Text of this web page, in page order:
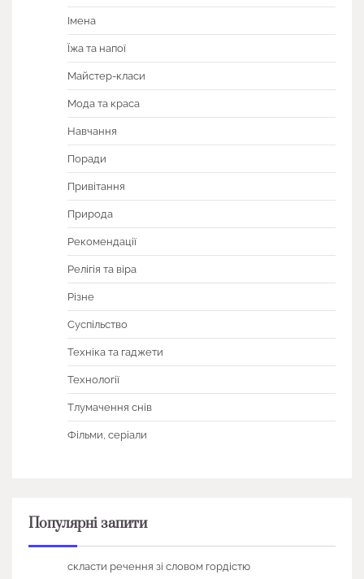
Імена
Їжа та напої
Майстер-класи
Мода та краса
Навчання
Поради
Привітання
Природа
Рекомендації
Релігія та віра
Різне
Суспільство
Техніка та гаджети
Технології
Тлумачення снів
Фільми, серіали
Популярні запити
скласти речення зі словом гордістю